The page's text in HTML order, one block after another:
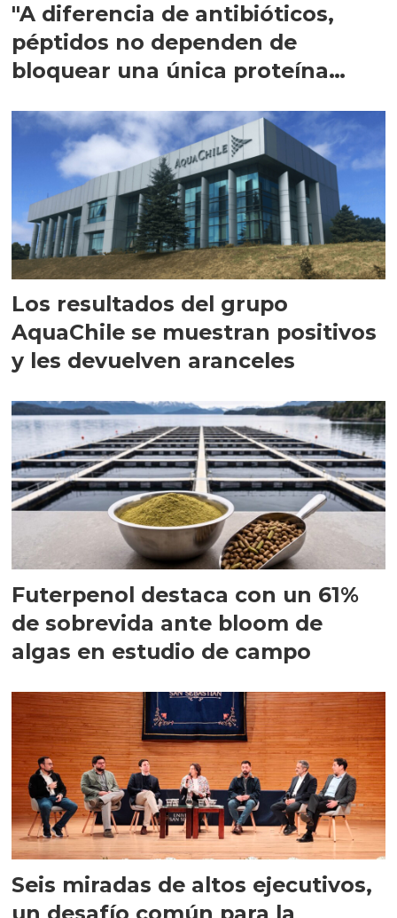
"A diferencia de antibióticos,
péptidos no dependen de
bloquear una única proteína
Los resultados del grupo
AquaChile se muestran positivos
y les devuelven aranceles
Futerpenol destaca con un 61%
de sobrevida ante bloom de
algas en estudio de campo
Seis miradas de altos ejecutivos,